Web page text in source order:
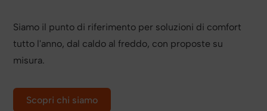
Siamo il punto di riferimento per soluzioni di comfort
tutto l'anno, dal caldo al freddo, con proposte su
misura.
Scopri chi siamo